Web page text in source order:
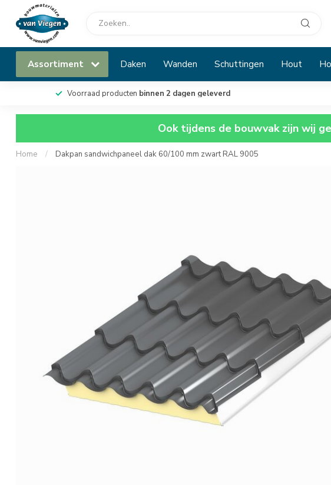
Assortiment Daken Wanden Schuttingen Hout
Voorraad producten binnen 2 dagen geleverd
Ook tijdens de bouwvak zijn wij
Home / Dakpan sandwichpaneel dak 60/100 mm zwart RAL 9005